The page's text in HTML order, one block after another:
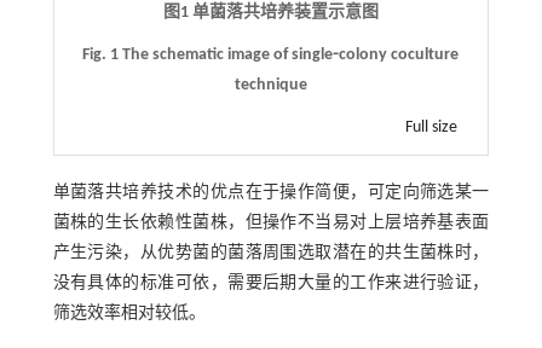
图1 单菌落共培养装置示意图
Fig. 1 The schematic image of single⁃colony coculture
technique
Full size
单菌落共培养技术的优点在于操作简便，可定向筛选某一
菌株的生长依赖性菌株，但操作不当易对上层培养基表面
产生污染，从优势菌的菌落周围选取潜在的共生菌株时，
没有具体的标准可依，需要后期大量的工作来进行验证，
筛选效率相对较低。